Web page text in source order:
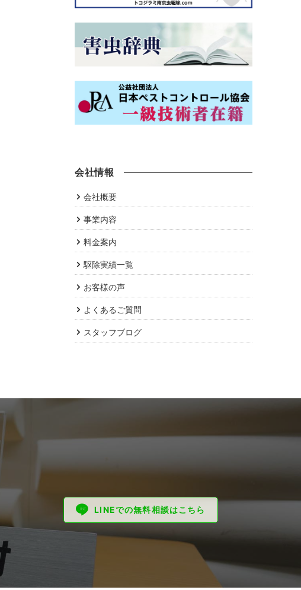
会社情報
会社概要
事業内容
料金案内
駆除実績一覧
お客様の声
よくあるご質問
スタッフブログ
LINEでの無料相談はこちら